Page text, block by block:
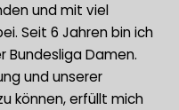
und mit viel
Seit 6 Jahren bin ich
Bundesliga Damen.
und unserer
können, erfüllt mich